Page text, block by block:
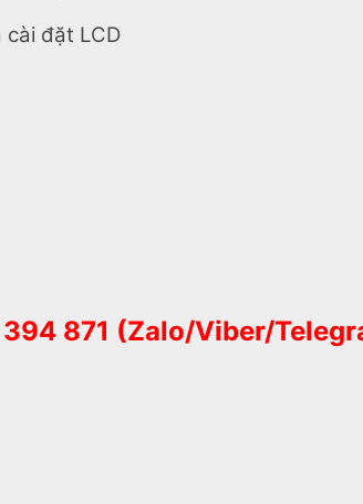
đặt LCD
871 (Zalo/Viber/